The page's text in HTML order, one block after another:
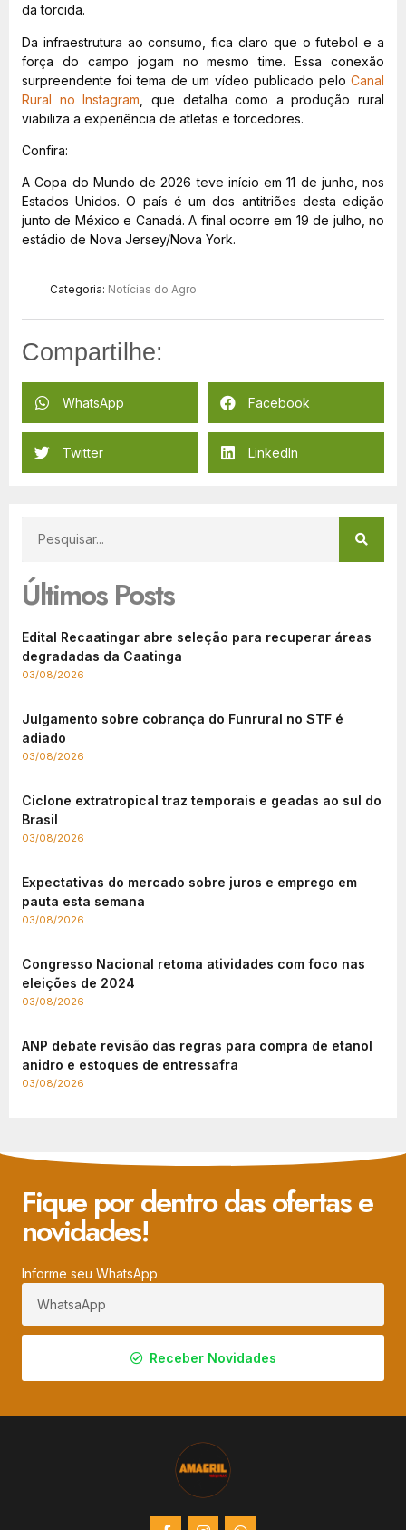
da torcida.
Da infraestrutura ao consumo, fica claro que o futebol e a
força do campo jogam no mesmo time. Essa conexão
surpreendente foi tema de um vídeo publicado pelo Canal
Rural no Instagram , que detalha como a produção rural
viabiliza a experiência de atletas e torcedores.
Confira:
A Copa do Mundo de 2026 teve início em 11 de junho, nos
Estados Unidos. O país é um dos antitriões desta edição
junto de México e Canadá. A final ocorre em 19 de julho, no
estádio de Nova Jersey/Nova York.
Categoria: Notícias do Agro
Compartilhe:
WhatsApp Facebook
Twitter LinkedIn
Últimos Posts
Edital Recaatingar abre seleção para recuperar áreas
degradadas da Caatinga
03/08/2026
Julgamento sobre cobrança do Funrural no STF é
adiado
03/08/2026
Ciclone extratropical traz temporais e geadas ao sul do
Brasil
03/08/2026
Expectativas do mercado sobre juros e emprego em
pauta esta semana
03/08/2026
Congresso Nacional retoma atividades com foco nas
eleições de 2024
03/08/2026
ANP debate revisão das regras para compra de etanol
anidro e estoques de entressafra
03/08/2026
Fique por dentro das ofertas e
novidades!
Informe seu WhatsApp
Receber Novidades